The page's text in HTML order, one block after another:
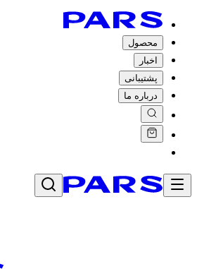
محصول
اخبار
پشتیبانی
درباره ما